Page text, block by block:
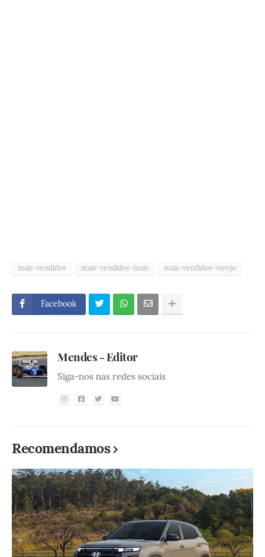
mais-vendidos mais-vendidos-maio mais-vendidos-varejo
Facebook
Mendes - Editor
Siga-nos nas redes sociais
Recomendamos